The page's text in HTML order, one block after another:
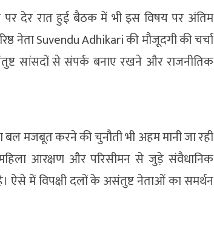
पर देर रात हुई बैठक में भी इस विषय पर अंतिम
नेता Suvendu Adhikari की मौजूदगी की चर्चा
सांसदों से संपर्क बनाए रखने और राजनीतिक
मजबूत करने की चुनौती भी अहम मानी जा रही
आरक्षण और परिसीमन से जुड़े संवैधानिक
में विपक्षी दलों के असंतुष्ट नेताओं का समर्थन